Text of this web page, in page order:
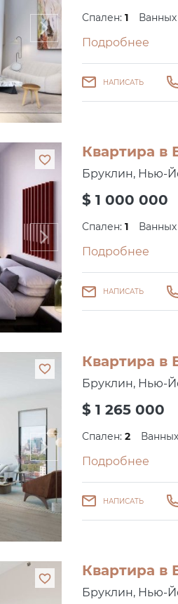
Спален: 1 Ванных
Подробнее
НАПИСАТЬ
Квартира в
Бруклин, Нью-
$ 1 000 000
Спален: 1 Ванных
Подробнее
НАПИСАТЬ
Квартира
Бруклин, Нью-
$ 1 265 000
Спален: 2 Ванных
Подробнее
НАПИСАТЬ
Квартира в
Бруклин, Нью-